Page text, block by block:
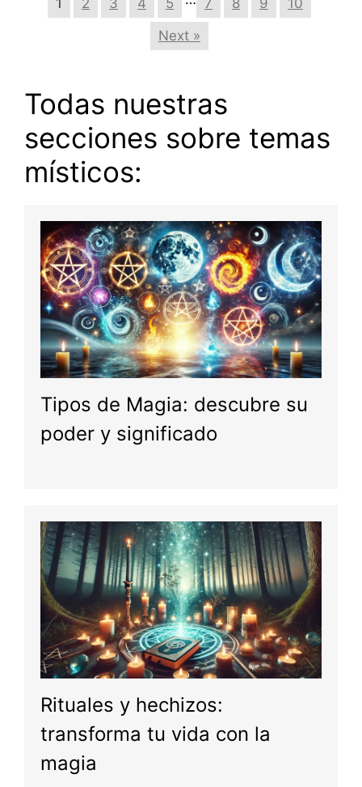
Next »
Todas nuestras
secciones sobre temas
místicos:
Tipos de Magia: descubre su
poder y significado
Rituales y hechizos:
transforma tu vida con la
magia